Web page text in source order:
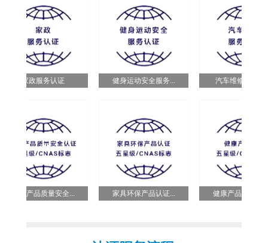
家政服务认证 健身运动安全服务... 汽车维修服务认证
家具产品质量安全... 家具环保产品认证... 健康产品认证五星...